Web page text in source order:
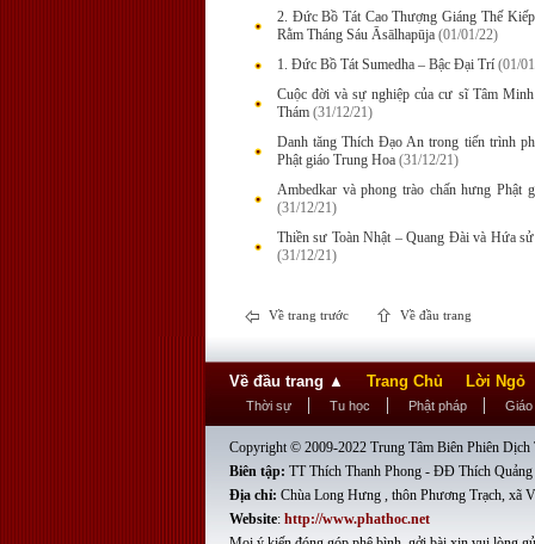
2. Đức Bồ Tát Cao Thượng Giáng Thế
Rằm Tháng Sáu Āsālhapūja (01/01/22)
1. Đức Bồ Tát Sumedha – Bậc Đại Trí (01/
Cuộc đời và sự nghiệp của cư sĩ Tâm
Thám (31/12/21)
Danh tăng Thích Đạo An trong tiến trình
Phật giáo Trung Hoa (31/12/21)
Ambedkar và phong trào chấn hưng Phật
(31/12/21)
Thiền sư Toàn Nhật – Quang Đài và Hứa
(31/12/21)
Về trang trước Về đầu trang
Về đầu trang ▲ Trang Chủ Lời Ngỏ
Thời sự Tu học Phật pháp
Copyright © 2009-2022 Trung Tâm Biên Phiên
Biên tập: TT Thích Thanh Phong - ĐĐ Thích
Địa chỉ: Chùa Long Hưng , thôn Phương Trạch, xã
Website: http://www.phathoc.net